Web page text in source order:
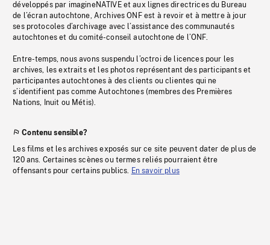
développés par imagineNATIVE et aux lignes directrices du Bureau
de l’écran autochtone, Archives ONF est à revoir et à mettre à jour
ses protocoles d’archivage avec l’assistance des communautés
autochtones et du comité-conseil autochtone de l’ONF.
Entre-temps, nous avons suspendu l’octroi de licences pour les
archives, les extraits et les photos représentant des participants et
participantes autochtones à des clients ou clientes qui ne
s’identifient pas comme Autochtones (membres des Premières
Nations, Inuit ou Métis).
Contenu sensible?
Les films et les archives exposés sur ce site peuvent dater de plus de
120 ans. Certaines scènes ou termes reliés pourraient être
offensants pour certains publics. En savoir plus